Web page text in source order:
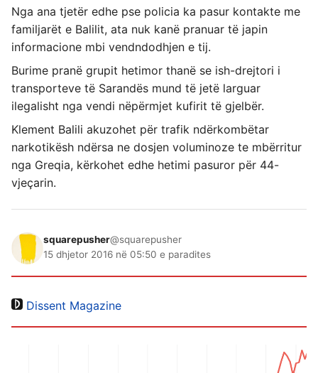
Nga ana tjetër edhe pse policia ka pasur kontakte me
familjarët e Balilit, ata nuk kanë pranuar të japin
informacione mbi vendndodhjen e tij.
Burime pranë grupit hetimor thanë se ish-drejtori i
transporteve të Sarandës mund të jetë larguar
ilegalisht nga vendi nëpërmjet kufirit të gjelbër.
Klement Balili akuzohet për trafik ndërkombëtar
narkotikësh ndërsa ne dosjen voluminoze te mbërritur
nga Greqia, kërkohet edhe hetimi pasuror për 44-
vjeçarin.
squarepusher@squarepusher
15 dhjetor 2016 në 05:50 e paradites
Dissent Magazine